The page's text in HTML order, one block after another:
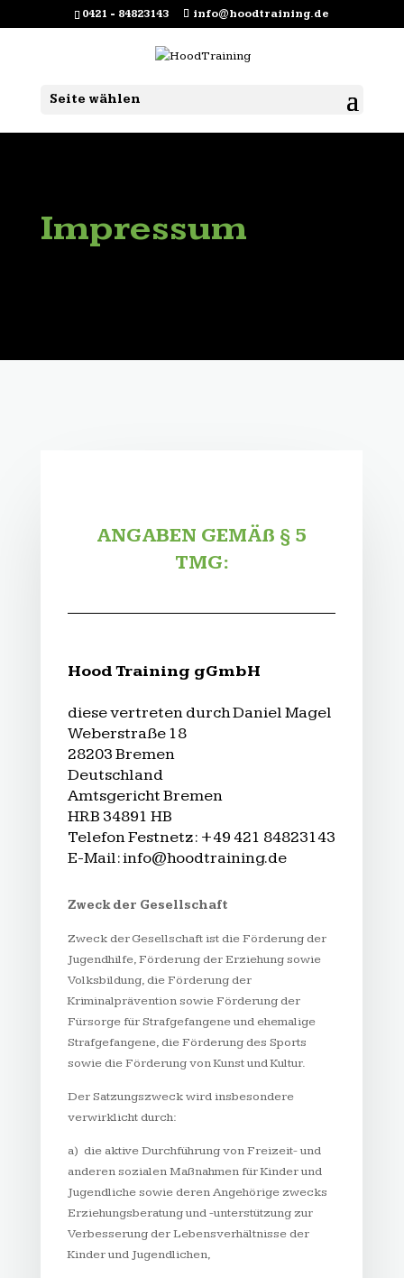
0421 - 84823143 info@hoodtraining.de
Seite wählen
Impressum
ANGABEN GEMÄß § 5
TMG:
Hood Training gGmbH
diese vertreten durch Daniel Magel
Weberstraße 18
28203 Bremen
Deutschland
Amtsgericht Bremen
HRB 34891 HB
Telefon Festnetz: +49 421 84823143
E-Mail:info@hoodtraining.de
Zweck der Gesellschaft
Zweck der Gesellschaft ist die Förderung der
Jugendhilfe, Förderung der Erziehung sowie
Volksbildung, die Förderung der
Kriminalprävention sowie Förderung der
Fürsorge für Strafgefangene und ehemalige
Strafgefangene, die Förderung des Sports
sowie die Förderung von Kunst und Kultur.
Der Satzungszweck wird insbesondere
verwirklicht durch:
a) die aktive Durchführung von Freizeit- und
anderen sozialen Maßnahmen für Kinder und
Jugendliche sowie deren Angehörige zwecks
Erziehungsberatung und -unterstützung zur
Verbesserung der Lebensverhältnisse der
Kinder und Jugendlichen,